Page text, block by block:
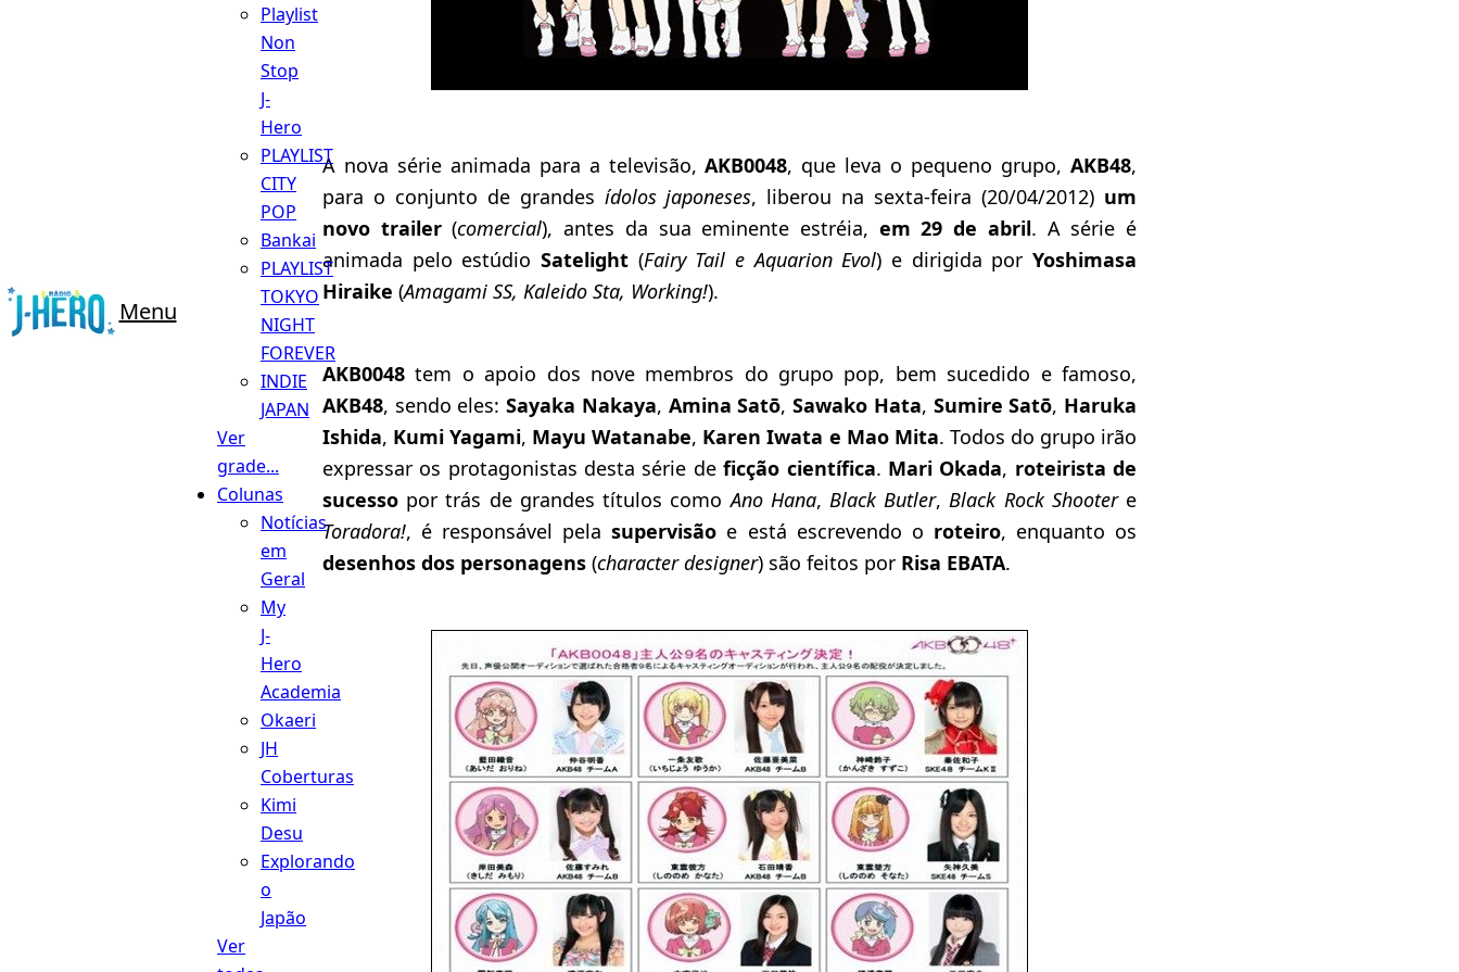
Menu
Playlist
Non
Stop
J-
Hero
PLAYLIST
CITY
POP
Bankai
PLAYLIST
TOKYO
NIGHT
FOREVER
INDIE
JAPAN
Ver
grade...
Colunas
Notícias
em
Geral
My
J-
Hero
Academia
Okaeri
JH
Coberturas
Kimi
Desu
Explorando
o
Japão
Ver
A nova série animada para a televisão,AKB0048, que leva o pequeno grupo,AKB48,
para o conjunto de grandes ídolos japoneses, liberou na sexta-feira (20/04/2012) um
novo trailer(comercial), antes da sua eminente estréia, em 29 de abril. A série é
animada pelo estúdio Satelight (Fairy Tail e Aquarion Evol) e dirigida porYoshimasa
Hiraike (Amagami SS, Kaleido Sta, Working!).
AKB0048 tem o apoio dos nove membros do grupo pop, bem sucedido e famoso,
AKB48, sendo eles:Sayaka Nakaya, Amina Satō,Sawako Hata, Sumire Satō, Haruka
Ishida, Kumi Yagami, Mayu Watanabe, Karen Iwata e Mao Mita. Todos do grupo irão
expressar os protagonistas desta série deficção científica. Mari Okada, roteirista de
sucesso por trás de grandes títulos comoAno Hana, Black Butler, Black Rock Shootere
Toradora!, é responsável pelasupervisão e está escrevendo o roteiro, enquanto os
desenhos dos personagens (character designer) são feitos por Risa EBATA.